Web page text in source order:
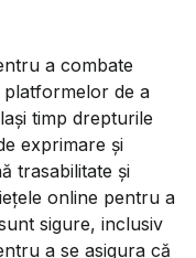
a combate
platformelor de a
timp drepturile
exprimare şi
trasabilitate şi
online pentru a
sigure, inclusiv
a se asigura că